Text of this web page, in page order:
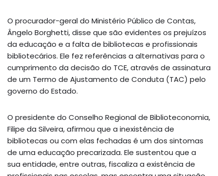
O procurador-geral do Ministério Público de Contas,
Ângelo Borghetti, disse que são evidentes os prejuízos
da educação e a falta de bibliotecas e profissionais
bibliotecários. Ele fez referências a alternativas para o
cumprimento da decisão do TCE, através de assinatura
de um Termo de Ajustamento de Conduta (TAC) pelo
governo do Estado.
O presidente do Conselho Regional de Biblioteconomia,
Filipe da Silveira, afirmou que a inexistência de
bibliotecas ou com elas fechadas é um dos sintomas
de uma educação precarizada. Ele sustentou que a
sua entidade, entre outras, fiscaliza a existência de